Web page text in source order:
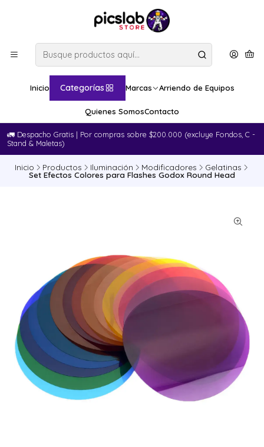
Inicio Categorías Marcas Arriendo de Equipos
Quienes SomosContacto
🚛​ Despacho Gratis | Por compras sobre $200.000 (excluye Fondos, C -
Stand & Maletas)
Inicio Productos Iluminación Modificadores Gelatinas
Set Efectos Colores para Flashes Godox Round Head